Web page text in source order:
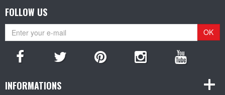
FOLLOW US
OK
INFORMATIONS